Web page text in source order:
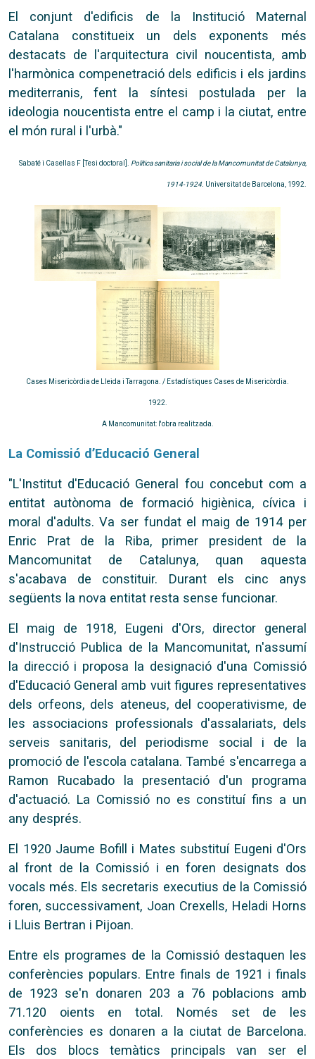
El conjunt d'edificis de la Institució Maternal
Catalana constitueix un dels exponents més
destacats de l'arquitectura civil noucentista, amb
l'harmònica compenetració dels edificis i els jardins
mediterranis, fent la síntesi postulada per la
ideologia noucentista entre el camp i la ciutat, entre
el món rural i l'urbà."
Sabaté i Casellas F [Tesi doctoral]. Política sanitaria i social de la Mancomunitat de Catalunya,
1914-1924. Universitat de Barcelona, 1992.
Cases Misericòrdia de Lleida i Tarragona. / Estadístiques Cases de Misericòrdia.
1922.
A Mancomunitat: l'obra realitzada.
La Comissió d’Educació General
"L'Institut d'Educació General fou concebut com a
entitat autònoma de formació higiènica, cívica i
moral d'adults. Va ser fundat el maig de 1914 per
Enric Prat de la Riba, primer president de la
Mancomunitat de Catalunya, quan aquesta
s'acabava de constituir. Durant els cinc anys
següents la nova entitat resta sense funcionar.
El maig de 1918, Eugeni d'Ors, director general
d'Instrucció Publica de la Mancomunitat, n'assumí
la direcció i proposa la designació d'una Comissió
d'Educació General amb vuit figures representatives
dels orfeons, dels ateneus, del cooperativisme, de
les associacions professionals d'assalariats, dels
serveis sanitaris, del periodisme social i de la
promoció de l'escola catalana. També s'encarrega a
Ramon Rucabado la presentació d'un programa
d'actuació. La Comissió no es constituí fins a un
any després.
El 1920 Jaume Bofill i Mates substituí Eugeni d'Ors
al front de la Comissió i en foren designats dos
vocals més. Els secretaris executius de la Comissió
foren, successivament, Joan Crexells, Heladi Horns
i Lluis Bertran i Pijoan.
Entre els programes de la Comissió destaquen les
conferències populars. Entre finals de 1921 i finals
de 1923 se'n donaren 203 a 76 poblacions amb
71.120 oients en total. Només set de les
conferències es donaren a la ciutat de Barcelona.
Els dos blocs temàtics principals van ser el